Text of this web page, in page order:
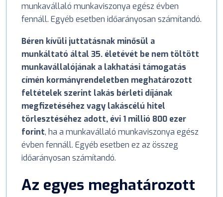
munkavállaló munkaviszonya egész évben
fennáll. Egyéb esetben időarányosan számítandó.
Béren kívüli juttatásnak minősül a
munkáltató által 35. életévét be nem töltött
munkavállalójának a lakhatási támogatás
címén kormányrendeletben meghatározott
feltételek szerint lakás bérleti díjának
megfizetéséhez vagy lakáscélú hitel
törlesztéséhez adott, évi 1 millió 800 ezer
forint, ha a munkavállaló munkaviszonya egész
évben fennáll. Egyéb esetben ez az összeg
időarányosan számítandó.
Az egyes meghatározott